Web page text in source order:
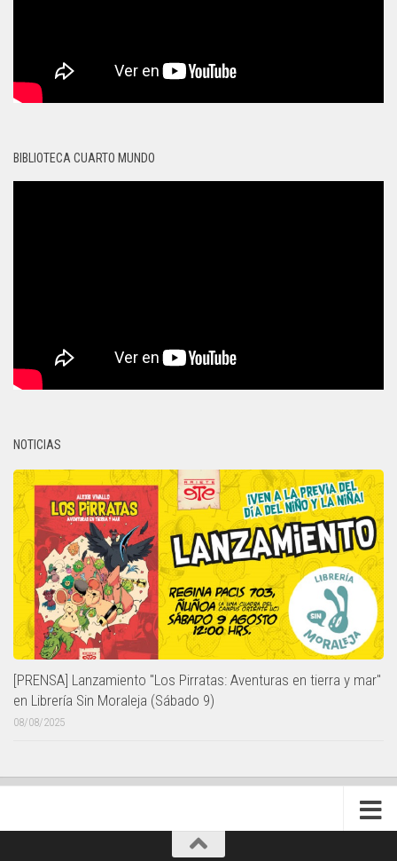
BIBLIOTECA CUARTO MUNDO
NOTICIAS
[PRENSA] Lanzamiento "Los Pirratas: Aventuras en tierra y mar"
en Librería Sin Moraleja (Sábado 9)
08/08/2025